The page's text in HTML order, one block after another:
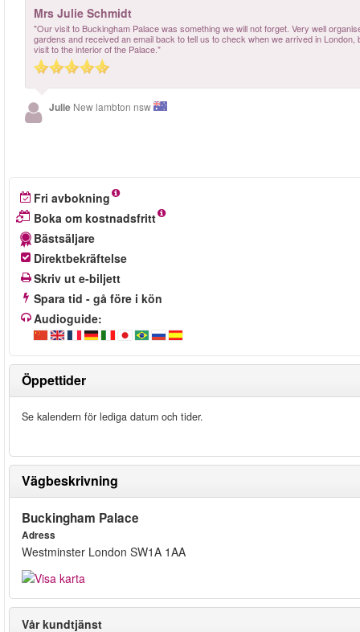
Mrs Julie Schmidt
"Our visit to Buckingham Palace was something we will not forget. Very well
gardens and received an email back to tell us to check when we arrived in
visit to the interior of the Palace."
Julie New lambton nsw
Fri avbokning
Boka om kostnadsfritt
Bästsäljare
Direktbekräftelse
Skriv ut e-biljett
Spara tid - gå före i kön
Audioguide:
Öppettider
Se kalendern för lediga datum och tider.
Vägbeskrivning
Buckingham Palace
Adress
Westminster London SW1A 1AA
Vår kundtjänst